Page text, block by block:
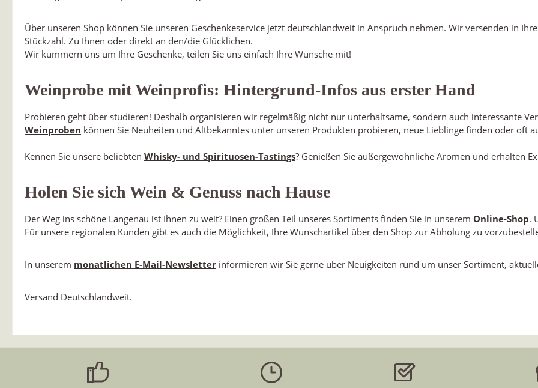
Über unseren Shop können Sie unseren Geschenkeservice jetzt deutschlandweit in Anspruch nehmen. Wir versenden in
Stückzahl. Zu Ihnen oder direkt an den/die Glücklichen.
Wir kümmern uns um Ihre Geschenke, teilen Sie uns einfach Ihre Wünsche mit!
Weinprobe mit Weinprofis: Hintergrund-Infos aus erster Hand
Probieren geht über studieren! Deshalb organisieren wir regelmäßig nicht nur unterhaltsame, sondern auch interessante
Weinproben können Sie Neuheiten und Altbekanntes unter unseren Produkten probieren, neue Lieblinge finden oder oft
Kennen Sie unsere beliebten Whisky- und Spirituosen-Tastings? Genießen Sie außergewöhnliche Aromen und erhalten
Holen Sie sich Wein & Genuss nach Hause
Der Weg ins schöne Langenau ist Ihnen zu weit? Einen großen Teil unseres Sortiments finden Sie in unserem Online-Shop.
Für unsere regionalen Kunden gibt es auch die Möglichkeit, Ihre Wunschartikel über den Shop zur Abholung zu
In unserem monatlichen E-Mail-Newsletter informieren wir Sie gerne über Neuigkeiten rund um unser Sortiment,
Versand Deutschlandweit.